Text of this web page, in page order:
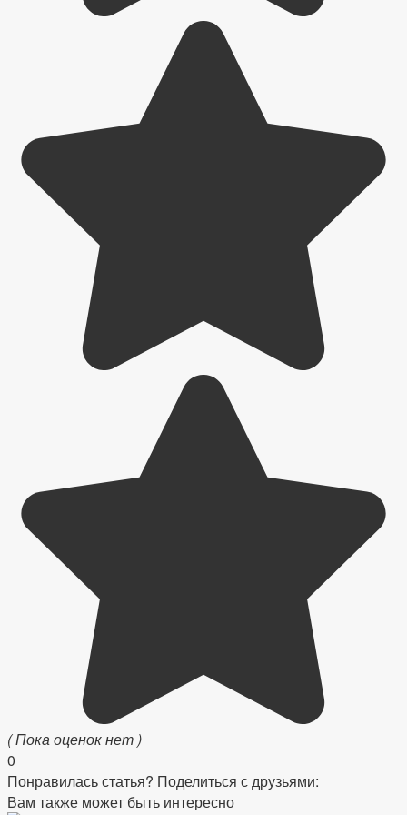
( Пока оценок нет )
0
Понравилась статья? Поделиться с друзьями:
Вам также может быть интересно